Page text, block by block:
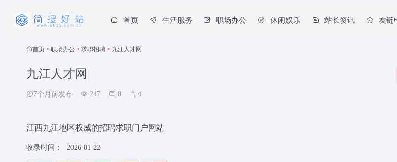
首页 生活服务 职场办公 休闲娱乐 站长资讯 友链
首页 • 职场办公 • 求职招聘 • 九江人才网
九江人才网
7个月前发布 247 0 0
江西九江地区权威的招聘求职门户网站
收录时间： 2026-01-22